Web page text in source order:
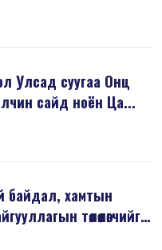
Улсад суугаа Онц
Элчин сайд ноён Ца...
байдал, хамтын
төлөөлөгчийг